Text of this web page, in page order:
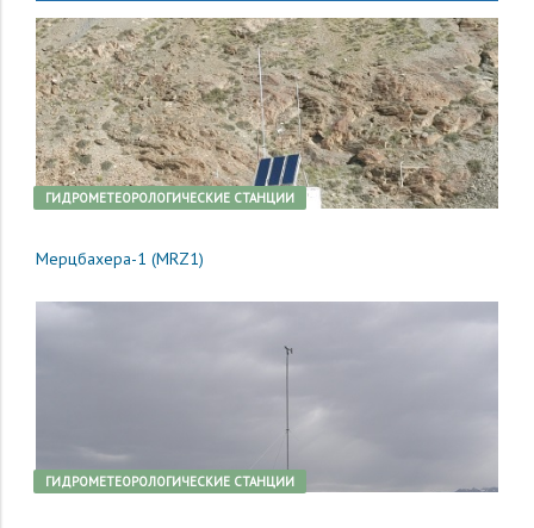
ГИДРОМЕТЕОРОЛОГИЧЕСКИЕ СТАНЦИИ
Мерцбахера-1 (MRZ1)
ГИДРОМЕТЕОРОЛОГИЧЕСКИЕ СТАНЦИИ